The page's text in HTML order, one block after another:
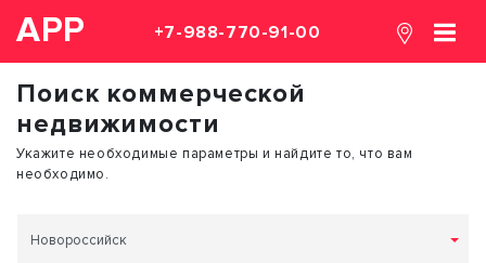
АРР +7-988-770-91-00
Поиск коммерческой
недвижимости
Укажите необходимые параметры и найдите то, что вам
необходимо.
Новороссийск